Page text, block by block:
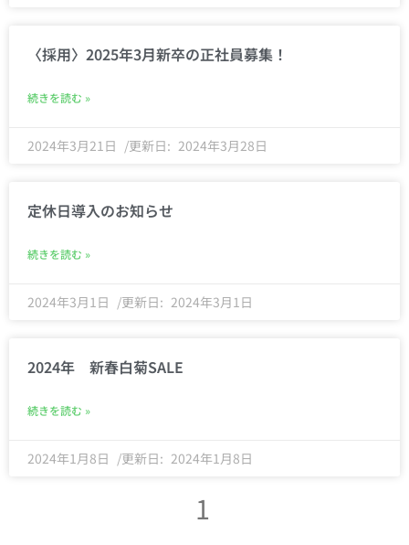
〈採用〉2025年3月新卒の正社員募集！
続きを読む »
2024年3月21日 2024年3月28日
定休日導入のお知らせ
続きを読む »
2024年3月1日 2024年3月1日
2024年 新春白菊SALE
続きを読む »
2024年1月8日 2024年1月8日
1